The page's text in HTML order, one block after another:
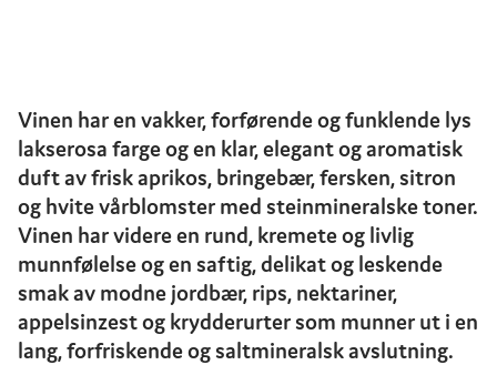
Vinen har en vakker, forførende og funklende lys
lakserosa farge og en klar, elegant og aromatisk
duft av frisk aprikos, bringebær, fersken, sitron
og hvite vårblomster med steinmineralske toner.
Vinen har videre en rund, kremete og livlig
munnfølelse og en saftig, delikat og leskende
smak av modne jordbær, rips, nektariner,
appelsinzest og krydderurter som munner ut i en
lang, forfriskende og saltmineralsk avslutning.